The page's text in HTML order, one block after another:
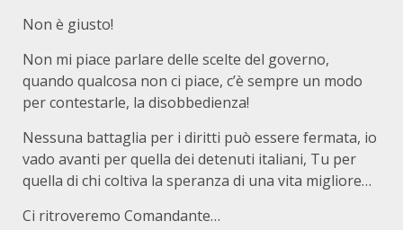
Non è giusto!
Non mi piace parlare delle scelte del governo,
quando qualcosa non ci piace, c’è sempre un modo
per contestarle, la disobbedienza!
Nessuna battaglia per i diritti può essere fermata, io
vado avanti per quella dei detenuti italiani, Tu per
quella di chi coltiva la speranza di una vita migliore…
Ci ritroveremo Comandante…